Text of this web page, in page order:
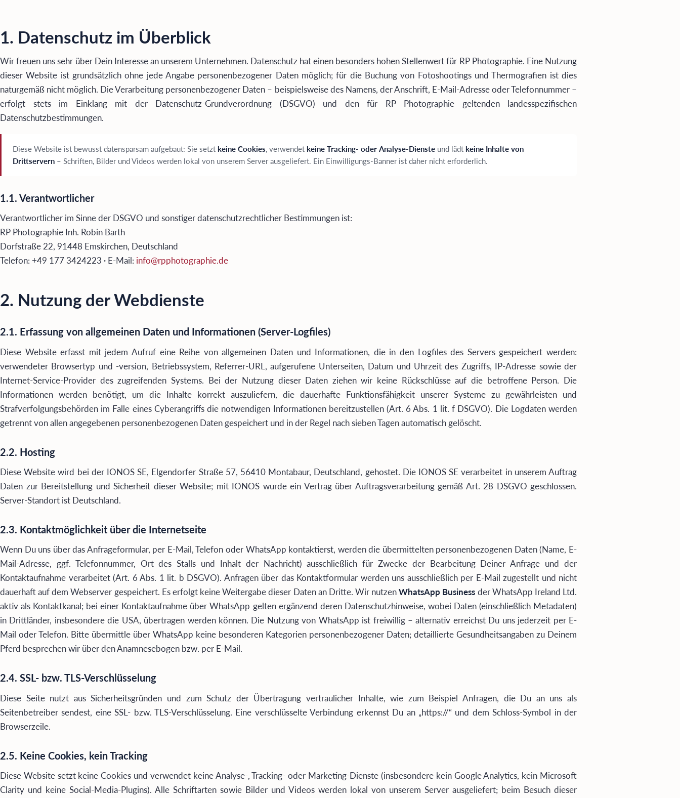
1. Datenschutz im Überblick
Wir freuen uns sehr über Dein Interesse an unserem Unternehmen. Datenschutz hat einen besonders hohen Stellenwert für RP Photographie. Eine Nutzung
dieser Website ist grundsätzlich ohne jede Angabe personenbezogener Daten möglich; für die Buchung von Fotoshootings und Thermografien ist dies
naturgemäß nicht möglich. Die Verarbeitung personenbezogener Daten – beispielsweise des Namens, der Anschrift, E-Mail-Adresse oder Telefonnummer –
erfolgt stets im Einklang mit der Datenschutz-Grundverordnung (DSGVO) und den für RP Photographie geltenden landesspezifischen
Datenschutzbestimmungen.
Diese Website ist bewusst datensparsam aufgebaut: Sie setzt keine Cookies, verwendet keine Tracking- oder Analyse-Dienste und lädt keine Inhalte von
Drittservern – Schriften, Bilder und Videos werden lokal von unserem Server ausgeliefert. Ein Einwilligungs-Banner ist daher nicht erforderlich.
1.1. Verantwortlicher
Verantwortlicher im Sinne der DSGVO und sonstiger datenschutzrechtlicher Bestimmungen ist:
RP Photographie Inh. Robin Barth
Dorfstraße 22, 91448 Emskirchen, Deutschland
Telefon: +49 177 3424223 · E-Mail: info@rpphotographie.de
2. Nutzung der Webdienste
2.1. Erfassung von allgemeinen Daten und Informationen (Server-Logfiles)
Diese Website erfasst mit jedem Aufruf eine Reihe von allgemeinen Daten und Informationen, die in den Logfiles des Servers gespeichert werden:
verwendeter Browsertyp und -version, Betriebssystem, Referrer-URL, aufgerufene Unterseiten, Datum und Uhrzeit des Zugriffs, IP-Adresse sowie der
Internet-Service-Provider des zugreifenden Systems. Bei der Nutzung dieser Daten ziehen wir keine Rückschlüsse auf die betroffene Person. Die
Informationen werden benötigt, um die Inhalte korrekt auszuliefern, die dauerhafte Funktionsfähigkeit unserer Systeme zu gewährleisten und
Strafverfolgungsbehörden im Falle eines Cyberangriffs die notwendigen Informationen bereitzustellen (Art. 6 Abs. 1 lit. f DSGVO). Die Logdaten werden
getrennt von allen angegebenen personenbezogenen Daten gespeichert und in der Regel nach sieben Tagen automatisch gelöscht.
2.2. Hosting
Diese Website wird bei der IONOS SE, Elgendorfer Straße 57, 56410 Montabaur, Deutschland, gehostet. Die IONOS SE verarbeitet in unserem Auftrag
Daten zur Bereitstellung und Sicherheit dieser Website; mit IONOS wurde ein Vertrag über Auftragsverarbeitung gemäß Art. 28 DSGVO geschlossen.
Server-Standort ist Deutschland.
2.3. Kontaktmöglichkeit über die Internetseite
Wenn Du uns über das Anfrageformular, per E-Mail, Telefon oder WhatsApp kontaktierst, werden die übermittelten personenbezogenen Daten (Name, E-
Mail-Adresse, ggf. Telefonnummer, Ort des Stalls und Inhalt der Nachricht) ausschließlich für Zwecke der Bearbeitung Deiner Anfrage und der
Kontaktaufnahme verarbeitet (Art. 6 Abs. 1 lit. b DSGVO). Anfragen über das Kontaktformular werden uns ausschließlich per E-Mail zugestellt und nicht
dauerhaft auf dem Webserver gespeichert. Es erfolgt keine Weitergabe dieser Daten an Dritte. Wir nutzenWhatsApp Business der WhatsApp Ireland Ltd.
aktiv als Kontaktkanal; bei einer Kontaktaufnahme über WhatsApp gelten ergänzend deren Datenschutzhinweise, wobei Daten (einschließlich Metadaten)
in Drittländer, insbesondere die USA, übertragen werden können. Die Nutzung von WhatsApp ist freiwillig – alternativ erreichst Du uns jederzeit per E-
Mail oder Telefon. Bitte übermittle über WhatsApp keine besonderen Kategorien personenbezogener Daten; detaillierte Gesundheitsangaben zu Deinem
Pferd besprechen wir über den Anamnesebogen bzw. per E-Mail.
2.4. SSL- bzw. TLS-Verschlüsselung
Diese Seite nutzt aus Sicherheitsgründen und zum Schutz der Übertragung vertraulicher Inhalte, wie zum Beispiel Anfragen, die Du an uns als
Seitenbetreiber sendest, eine SSL- bzw. TLS-Verschlüsselung. Eine verschlüsselte Verbindung erkennst Du an „https://“ und dem Schloss-Symbol in der
Browserzeile.
2.5. Keine Cookies, kein Tracking
Diese Website setzt keine Cookies und verwendet keine Analyse-, Tracking- oder Marketing-Dienste (insbesondere kein Google Analytics, kein Microsoft
Clarity und keine Social-Media-Plugins). Alle Schriftarten sowie Bilder und Videos werden lokal von unserem Server ausgeliefert; beim Besuch dieser